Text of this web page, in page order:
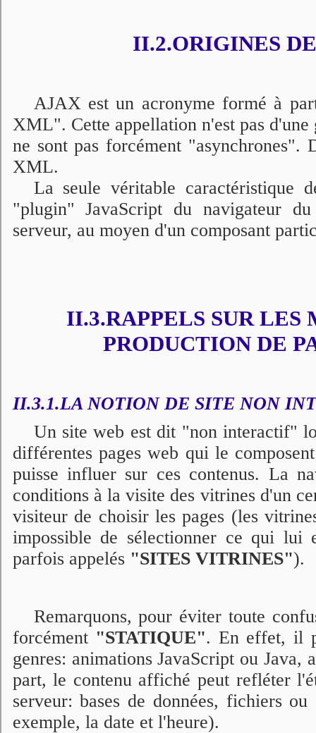
II.2.ORIGINES
AJAX est un acronyme formé à
XML". Cette appellation n'est pas
ne sont pas forcément "asynchrones".
XML.
La seule véritable caractéristique
"plugin" JavaScript du navigateur
serveur, au moyen d'un composant
II.3.RAPPELS SUR LES
PRODUCTION DE
II.3.1.LA NOTION DE SITE NON
Un site web est dit "non interactif"
différentes pages web qui le
puisse influer sur ces contenus. La
conditions à la visite des vitrines d'un
visiteur de choisir les pages (les
impossible de sélectionner ce qui lui
parfois appelés "SITES VITRINES").
Remarquons, pour éviter toute
forcément "STATIQUE". En effet, il
genres: animations JavaScript ou
part, le contenu affiché peut refléter
serveur: bases de données, fichiers
exemple, la date et l'heure).